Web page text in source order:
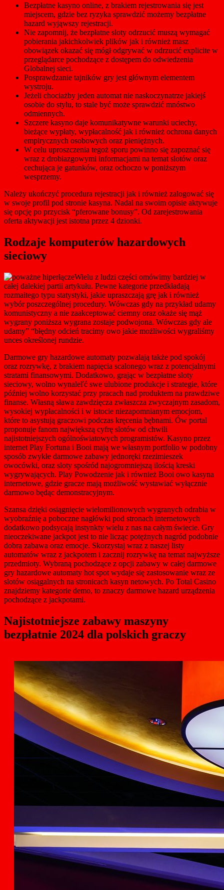
Bezpłatne kasyno online, z brakiem rejestrowania się jest
miejscem, gdzie bez ryzyka sprawdzić możemy bezpłatne
hazard wyjąwszy rejestracji.
Nie zapomnij, że bezpłatne sloty odrzucić muszą wymagać
pobierania jakichkolwiek plików jak i również masz
obowiązek okazać się mógł odgrywać w odrzucić explicite w
przeglądarce pochodzące z dostępem do odwiedzenia
Globalnej sieci.
Posprawdzanie tajników gry jest głównym elementem
wystroju.
Jeżeli chociażby jeden automat nie naskoczynatrze jakiejś
osobie do stylu, to stale być może sprawdzić mnóstwo
odmiennych.
Szczere kasyno daje komunikatywne warunki uciechy,
bieżące wypłaty, wypłacalność jak i również ochrona danych
empirycznych osobowych oraz pieniężnych.
W celu uproszczenia tegoż sporu powinno się zapoznać się
wraz z drobiazgowymi informacjami na temat slotów oraz
cechująca je gatunków, oraz ochoczo w poniższym
wesprzemy.
Należy ukończyć procedura rejestracji jak i również zalogować się
w swoje profil pod stronie kasyna. Nadal na swoim opisie aktywuje
się opcję po przycisk “pferowane bonusy”. Od zarejestrowania
oferta aktywacji jest istotna przez 4 dzionki.
Rodzaje komputerów hazardowych
sieciowy
Wielu z ludzi części omówimy bardziej w
całej dalekiej partii artykułu. Pewne kategorie przedkładają
rozmaitego typu statystyki, jakie upraszczają grę jak i również
wybór poszczególnej procedury. Wówczas gdy na przykład udamy
komunistyczny a nie zaakceptować ciemny oraz okaże się mąż
wygrany poniższa wygrana zostaje podwojona. Wówczas gdy ale
udamy” “błędny odcień tracimy owo jakie możliwości wygraliśmy
unces określonej rundzie.
Darmowe gry hazardowe automaty pozwalają także pod spokój
oraz rozrywkę, z brakiem napięcia scalonego wraz z potencjalnymi
stratami finansowymi. Dodatkowo, grając w bezpłatne sloty
sieciowy, wolno wynaleľć swe ulubione produkcje i strategie, które
później wolno korzystać przy pracach nad produktem na prawdziwe
finanse. Własną sława zawdzięcza zwłaszcza zwyczajnym zasadom,
wysokiej wypłacalności i w istocie niezapomnianym emocjom,
które to asystują graczowi podczas kręcenia bębnami. Ów portal
proponuje fanom największą cyfrę slotów od chwili
najistotniejszych ogólnoświatowych programistów. Kasyno przez
internet Play Fortuna i Booi mają we własnym portfolio w podobny
sposób zwykłe darmowe zabawy jednoręki rzezimieszek
owocówki, oraz sloty spośród najogromniejszą ilością kreski
wygrywających. Play Powodzenie jak i również Booi owo kasyna
internetowe, gdzie gracze mają możliwość wystawiać wyłącznie
darmowo będąc demonstracyjnym.
Szansa dzięki osiągnięcie wielomilionowych wygranych odrabia w
wyobraźnię a poboczne nagłówki pod stronach internetowych
dodatkowo podsycają instynkty wielu z nas na całym świecie. Gry
nieoczekiwane jackpot jest to nie licząc potężnych nagród podobnie
dobra zabawa oraz emocje. Skorzystaj wraz z naszej listy
automatów wraz z jackpotem i zacznij rozrywkę na temat najwyższe
przedmioty. Wybraną pochodzące z opcji zabawy w całej darmowe
gry hazardowe automaty hot spot wydaje się zastosowanie wraz ze
slotów osiągalnych na stronicach kasyn netowych. Po Total Casino
znajdziemy kategorie demo, to znaczy darmowe hazard urządzenia
pochodzące z jackpotami.
Najistotniejsze zabawy maszyny
bezpłatnie 2024 dla polskich graczy